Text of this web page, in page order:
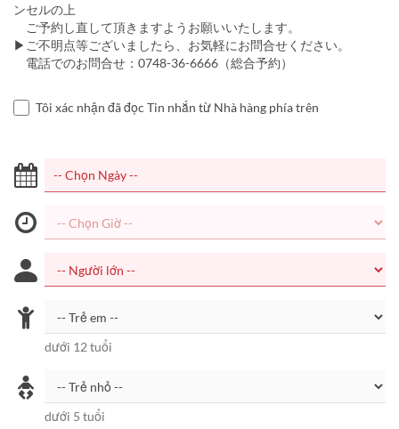
ンセルの上
ご予約し直して頂きますようお願いいたします。
▶︎ご不明点等ございましたら、お気軽にお問合せください。
電話でのお問合せ：0748-36-6666（総合予約）
Tôi xác nhận đã đọc Tin nhắn từ Nhà hàng phía trên
dưới 12 tuổi
dưới 5 tuổi